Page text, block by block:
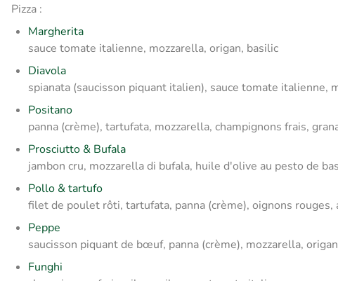
Pizza :
Margherita
sauce tomate italienne, mozzarella, origan, basilic
Diavola
spianata (saucisson piquant italien), sauce tomate italienne,
Positano
panna (crème), tartufata, mozzarella, champignons frais,
Prosciutto & Bufala
jambon cru, mozzarella di bufala, huile d'olive au pesto de
Pollo & tartufo
filet de poulet rôti, tartufata, panna (crème), oignons rouges,
Peppe
saucisson piquant de bœuf, panna (crème), mozzarella, origan
Funghi